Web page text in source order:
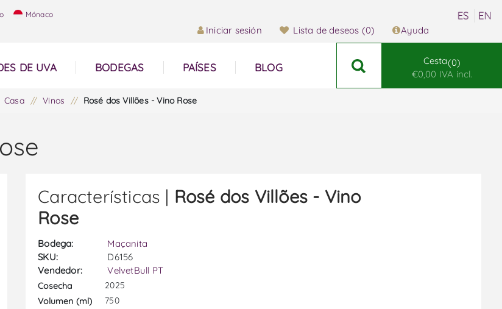
Mónaco
Iniciar sesión Lista de deseos (0) Ayuda
DE UVA BODEGAS PAÍSES BLOG
Cesta 0
€0,00 IVA incl.
Casa / Vinos / Rosé dos Villões - Vino Rose
Características | Rosé dos Villões - Vino
Rose
Bodega:
Maçanita
SKU:
D6156
Vendedor:
VelvetBull PT
Cosecha
2025
Volumen (ml)
750